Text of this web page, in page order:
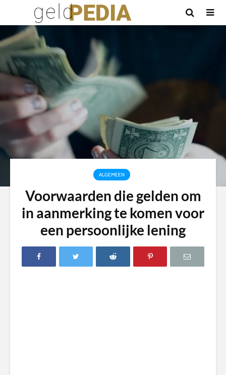
ALGEMEEN
Voorwaarden die gelden om
in aanmerking te komen voor
een persoonlijke lening